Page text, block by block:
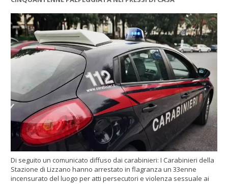
Di seguito un comunicato diffuso dai carabinieri: I Carabinieri della
Stazione di Lizzano hanno arrestato in flagranza un 33enne
incensurato del luogo per atti persecutori e violenza sessuale ai